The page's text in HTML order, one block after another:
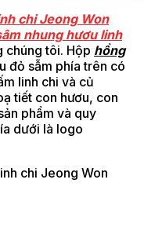
chi Jeong Won
nhung hươu linh
chúng tôi. Hộp hồng
đỏ sẫm phía trên có
linh chi và củ
tiết con hươu, con
phẩm và quy
dưới là logo